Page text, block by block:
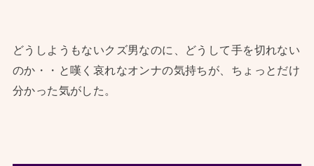
どうしようもないクズ男なのに、どうして手を切れない
のか・・と嘆く哀れなオンナの気持ちが、ちょっとだけ
分かった気がした。